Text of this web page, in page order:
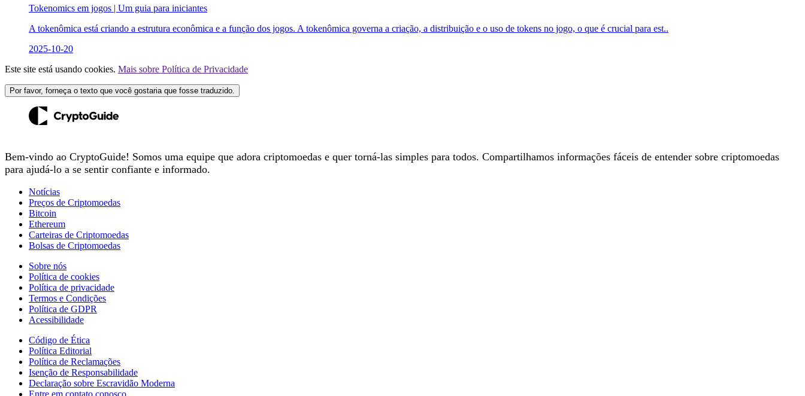
Tokenomics em jogos | Um guia para iniciantes
A tokenômica está criando a estrutura econômica e a função dos jogos. A tokenômica governa a criação, a distribuição e o uso de tokens no jogo, o que é crucial para est..
2025-10-20
Este site está usando cookies. Mais sobre Política de Privacidade
Por favor, forneça o texto que você gostaria que fosse traduzido.
Bem-vindo ao CryptoGuide! Somos uma equipe que adora criptomoedas e quer torná-las simples para todos. Compartilhamos informações fáceis de entender sobre criptomoedas
para ajudá-lo a se sentir confiante e informado.
Notícias
Preços de Criptomoedas
Bitcoin
Ethereum
Carteiras de Criptomoedas
Bolsas de Criptomoedas
Sobre nós
Política de cookies
Política de privacidade
Termos e Condições
Política de GDPR
Acessibilidade
Código de Ética
Política Editorial
Política de Reclamações
Isenção de Responsabilidade
Declaração sobre Escravidão Moderna